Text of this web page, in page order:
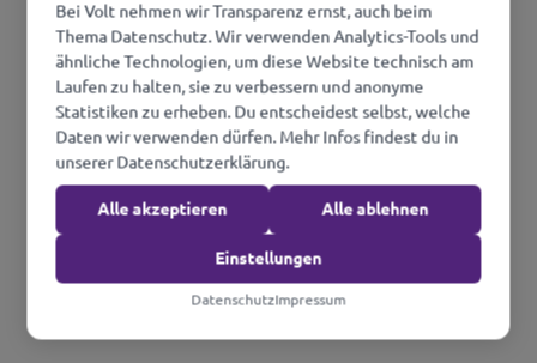
Bei Volt nehmen wir Transparenz ernst, auch beim
Thema Datenschutz. Wir verwenden Analytics-Tools und
ähnliche Technologien, um diese Website technisch am
Laufen zu halten, sie zu verbessern und anonyme
Statistiken zu erheben. Du entscheidest selbst, welche
Daten wir verwenden dürfen. Mehr Infos findest du in
unserer Datenschutzerklärung.
Alle akzeptieren Alle ablehnen
Einstellungen
DatenschutzImpressum